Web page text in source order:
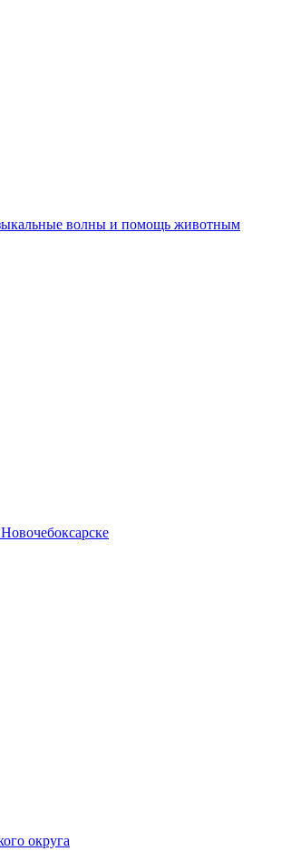
волны и помощь животным
округа